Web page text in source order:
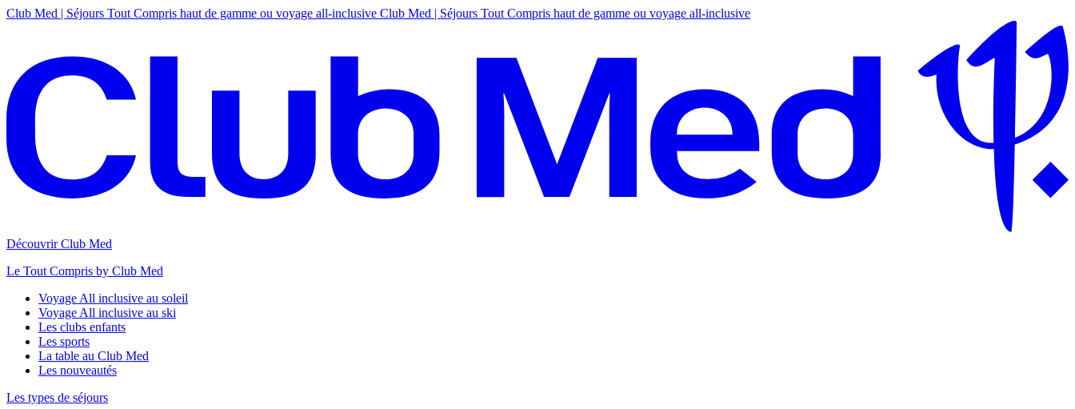
Club Med | Séjours Tout Compris haut de gamme ou voyage all-inclusive Club Med | Séjours Tout Compris haut de gamme ou voyage all-inclusive
Découvrir Club Med
Le Tout Compris by Club Med
Voyage All inclusive au soleil
Voyage All inclusive au ski
Les clubs enfants
Les sports
La table au Club Med
Les nouveautés
Les types de séjours